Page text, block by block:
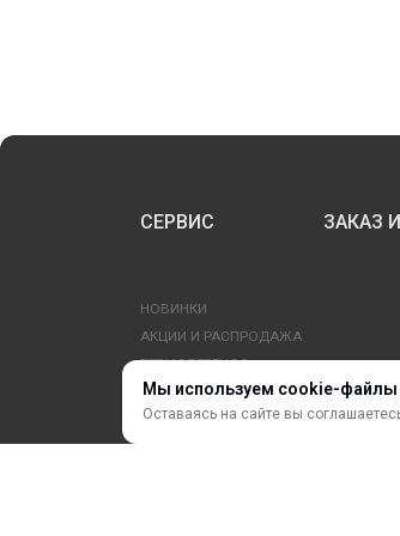
Мы используем cookie-файлы
Оставаясь на сайте вы
СЕРВИС ЗАКАЗ
НОВИНКИ
АКЦИИ И РАСПРОДАЖА
ТЕРМОПЕРЕНОС
ПРОФИЛИ И ПРОФИЛЬНЫЕ СИСТЕМЫ
КРАСКИ, ЧЕРНИЛА, КАРТРИДЖИ